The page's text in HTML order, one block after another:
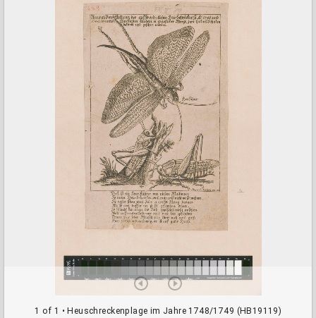
1 of 1 • Heuschreckenplage im Jahre 1748/1749 (HB19119)